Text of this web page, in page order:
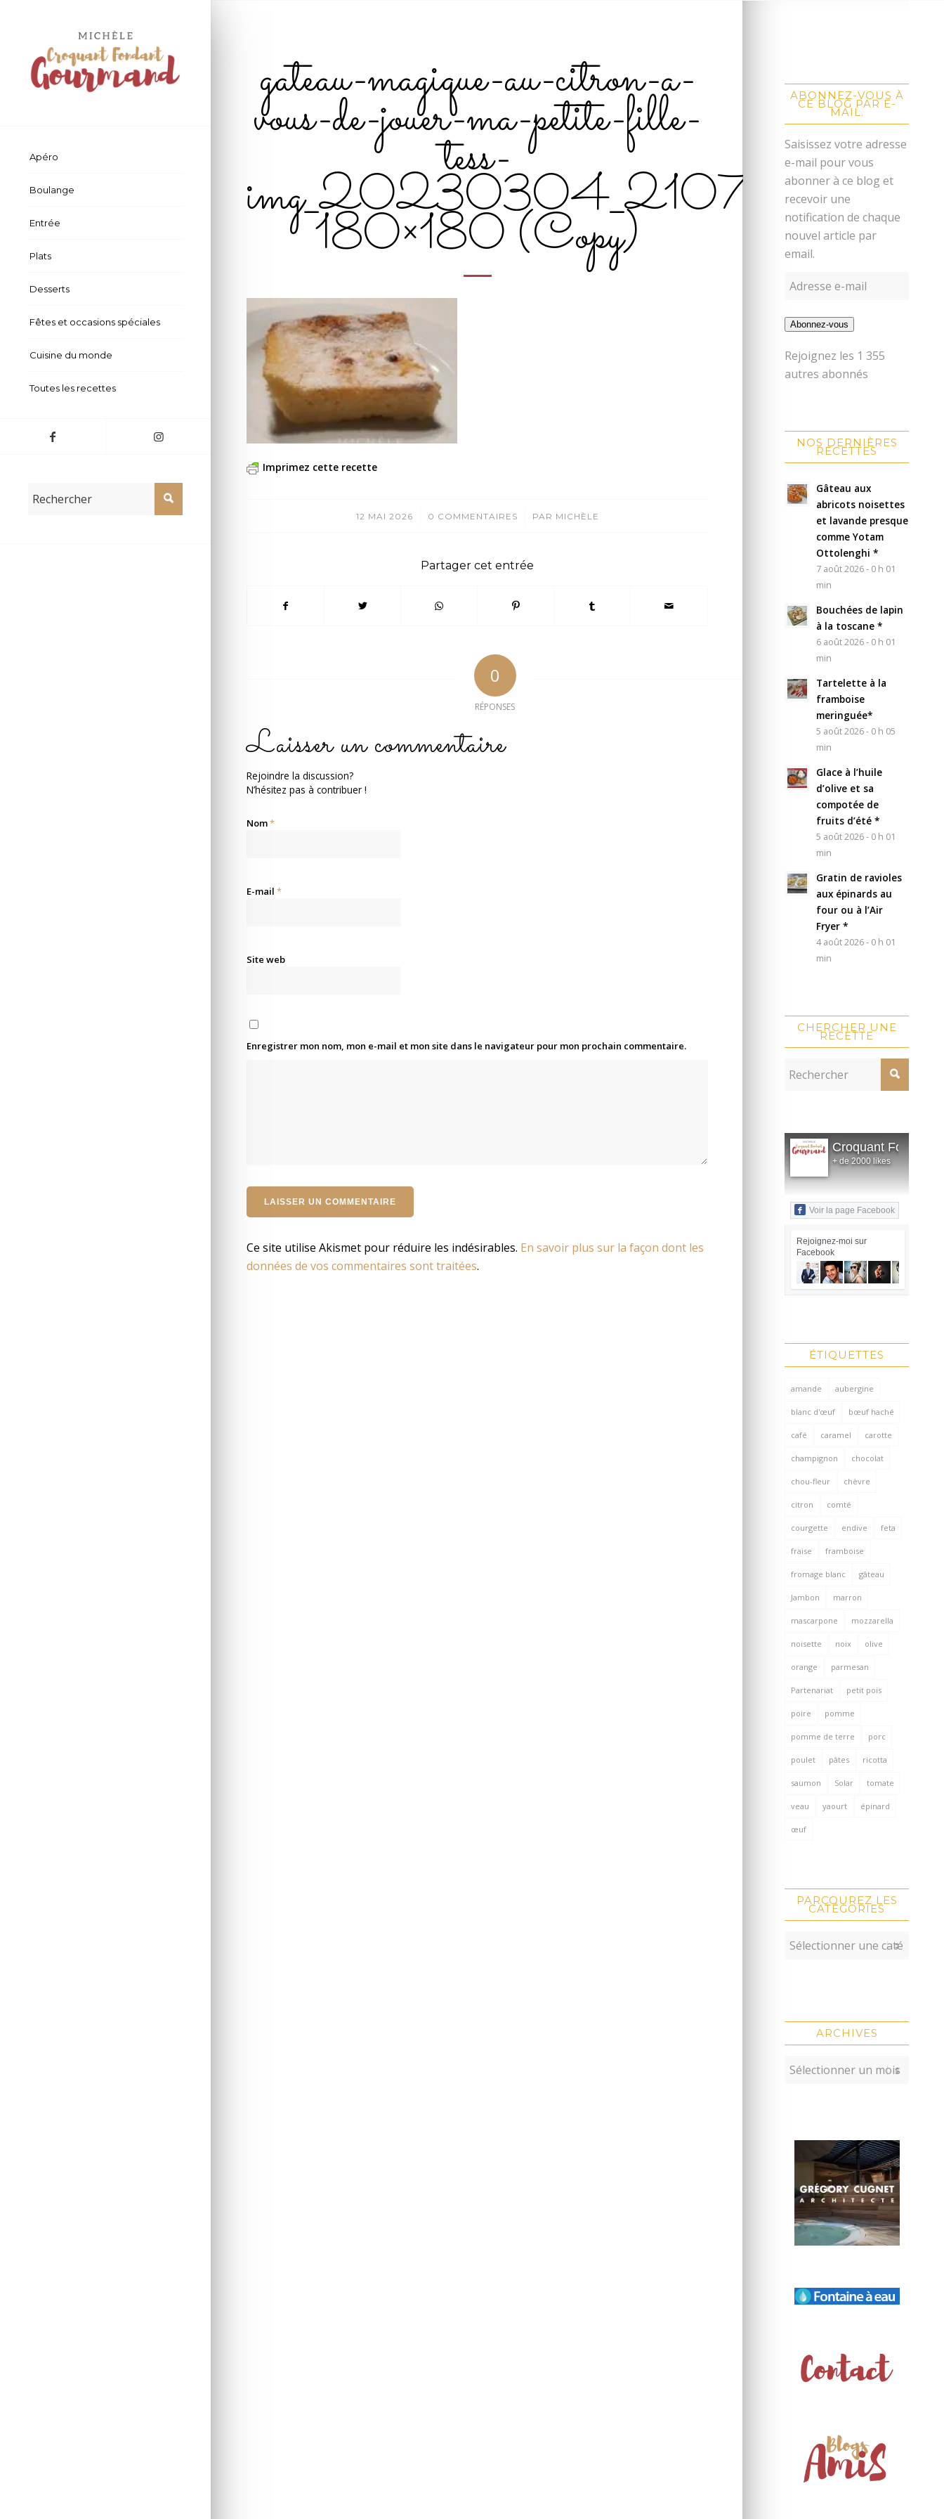
Apéro
Boulange
Entrée
Plats
Desserts
Fêtes et occasions spéciales
Cuisine du monde
Toutes les recettes
gateau-magique-au-citron-a-
vous-de-jouer-ma-petite-fille-
tess-
img_20230304_210723-
180×180 (Copy)
Imprimez cette recette
12 MAI 2026
/ 0 COMMENTAIRES
/ PAR MICHÈLE
Partager cet entrée
0
RÉPONSES
Laisser un commentaire
Rejoindre la discussion?
N’hésitez pas à contribuer !
Nom*
E-mail *
Site web
Enregistrer mon nom, mon e-mail et mon site dans le navigateur pour mon prochain commentaire.
Ce site utilise Akismet pour réduire les indésirables. En savoir plus sur la façon dont les
données de vos commentaires sont traitées.
ABONNEZ-VOUS À
CE BLOG PAR E-
MAIL.
Saisissez votre adresse
e-mail pour vous
abonner à ce blog et
recevoir une
notification de chaque
nouvel article par
email.
Abonnez-vous
Rejoignez les 1 355
autres abonnés
NOS DERNIÈRES
RECETTES
Gâteau aux
abricots noisettes
et lavande presque
comme Yotam
Ottolenghi *
7 août 2026 - 0 h 01
min
Bouchées de lapin
à la toscane *
6 août 2026 - 0 h 01
min
Tartelette à la
framboise
meringuée*
5 août 2026 - 0 h 05
min
Glace à l’huile
d’olive et sa
compotée de
fruits d’été *
5 août 2026 - 0 h 01
min
Gratin de ravioles
aux épinards au
four ou à l’Air
Fryer *
4 août 2026 - 0 h 01
min
CHERCHER UNE
RECETTE
Croquant Fondant
+ de 2000 likes
Voir la page Facebook
Rejoignez-moi sur
Facebook
ÉTIQUETTES
amande aubergine
blanc d'œuf bœuf haché
café caramel carotte
champignon chocolat
chou-fleur chèvre
citron comté
courgette endive feta
fraise framboise
fromage blanc gâteau
Jambon marron
mascarpone mozzarella
noisette noix olive
orange parmesan
Partenariat petit pois
poire pomme
pomme de terre porc
poulet pâtes ricotta
saumon Solar tomate
veau yaourt épinard
œuf
PARCOUREZ LES
CATÉGORIES
ARCHIVES